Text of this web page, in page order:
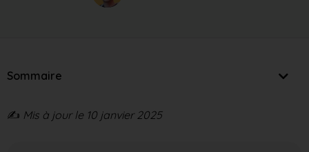
Sommaire
✍️ Mis à jour le 10 janvier 2025